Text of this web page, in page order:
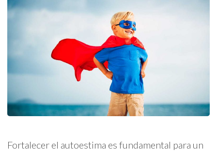
Fortalecer el autoestima es fundamental para un